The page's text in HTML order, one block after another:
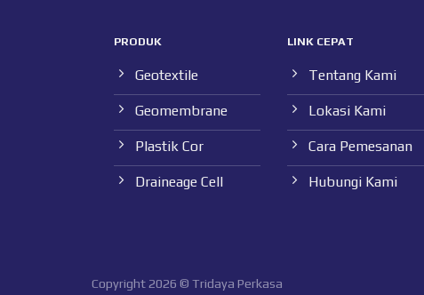
PRODUK
Geotextile
Geomembrane
Plastik Cor
Draineage Cell
LINK CEPAT
Tentang Kami
Lokasi Kami
Cara Pemesanan
Hubungi Kami
Copyright 2026 © Tridaya Perkasa